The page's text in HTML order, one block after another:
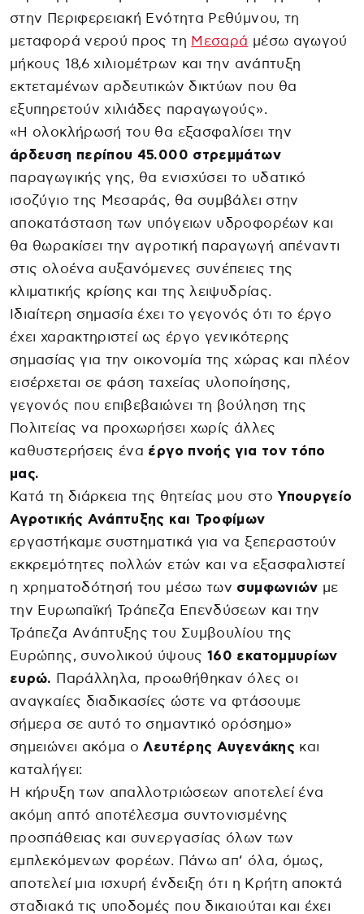
στην Περιφερειακή Ενότητα Ρεθύμνου, τη
μεταφορά νερού προς τη Μεσαρά μέσω αγωγού
μήκους 18,6 χιλιομέτρων και την ανάπτυξη
εκτεταμένων αρδευτικών δικτύων που θα
εξυπηρετούν χιλιάδες παραγωγούς».
«Η ολοκλήρωσή του θα εξασφαλίσει την
άρδευση περίπου 45.000 στρεμμάτων
παραγωγικής γης, θα ενισχύσει το υδατικό
ισοζύγιο της Μεσαράς, θα συμβάλει στην
αποκατάσταση των υπόγειων υδροφορέων και
θα θωρακίσει την αγροτική παραγωγή απέναντι
στις ολοένα αυξανόμενες συνέπειες της
κλιματικής κρίσης και της λειψυδρίας.
Ιδιαίτερη σημασία έχει το γεγονός ότι το έργο
έχει χαρακτηριστεί ως έργο γενικότερης
σημασίας για την οικονομία της χώρας και πλέον
εισέρχεται σε φάση ταχείας υλοποίησης,
γεγονός που επιβεβαιώνει τη βούληση της
Πολιτείας να προχωρήσει χωρίς άλλες
καθυστερήσεις ένα έργο πνοής για τον τόπο
μας.
Κατά τη διάρκεια της θητείας μου στοΥπουργείο
Αγροτικής Ανάπτυξης και Τροφίμων
εργαστήκαμε συστηματικά για να ξεπεραστούν
εκκρεμότητες πολλών ετών και να εξασφαλιστεί
η χρηματοδότησή του μέσω των συμφωνιών με
την Ευρωπαϊκή Τράπεζα Επενδύσεων και την
Τράπεζα Ανάπτυξης του Συμβουλίου της
Ευρώπης, συνολικού ύψους 160 εκατομμυρίων
ευρώ. Παράλληλα, προωθήθηκαν όλες οι
αναγκαίες διαδικασίες ώστε να φτάσουμε
σήμερα σε αυτό το σημαντικό ορόσημο»
σημειώνει ακόμα οΛευτέρης Αυγενάκηςκαι
καταλήγει:
Η κήρυξη των απαλλοτριώσεων αποτελεί ένα
ακόμη απτό αποτέλεσμα συντονισμένης
προσπάθειας και συνεργασίας όλων των
εμπλεκόμενων φορέων. Πάνω απ’ όλα, όμως,
αποτελεί μια ισχυρή ένδειξη ότι η Κρήτη αποκτά
σταδιακά τις υποδομές που δικαιούται και έχει